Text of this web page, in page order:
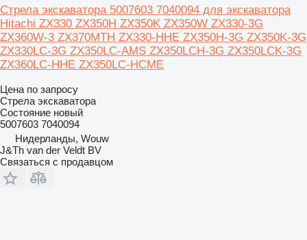
Стрела экскаватора 5007603 7040094 для экскаватора
Hitachi ZX330 ZX350H ZX350K ZX350W ZX330-3G
ZX360W-3 ZX370MTH ZX330-HHE ZX350H-3G ZX350K-3G
ZX330LC-3G ZX350LC-AMS ZX350LCH-3G ZX350LCK-3G
ZX360LC-HHE ZX350LC-HCME
Цена по запросу
Стрела экскаватора
Состояние новый
5007603 7040094
Нидерланды, Wouw
J&Th van der Veldt BV
Связаться с продавцом